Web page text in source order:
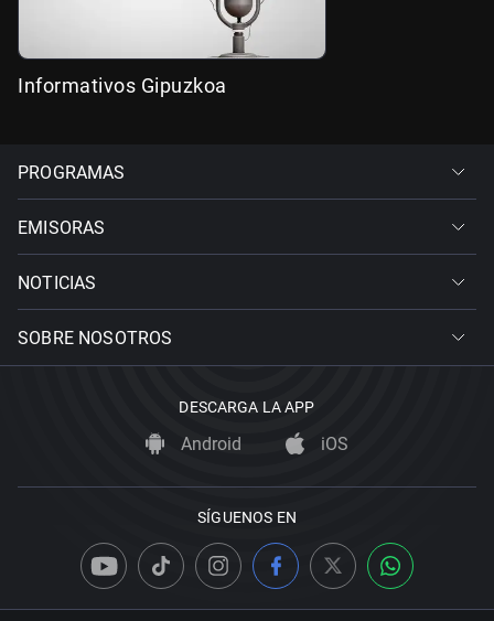
Informativos Gipuzkoa
PROGRAMAS
EMISORAS
NOTICIAS
SOBRE NOSOTROS
DESCARGA LA APP
Android iOS
SÍGUENOS EN